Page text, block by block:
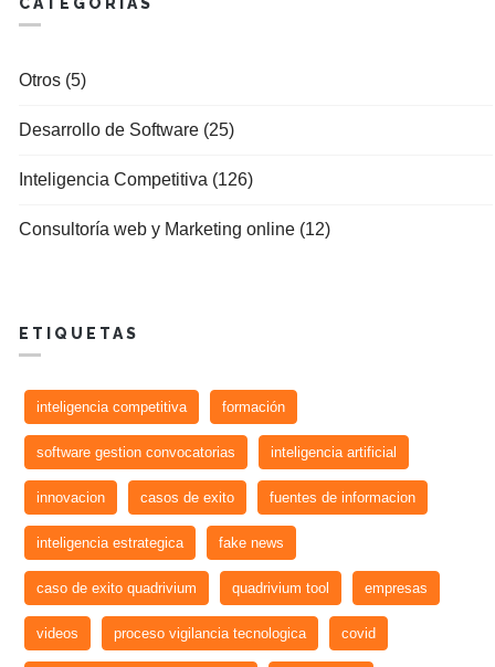
Otros (5)
Desarrollo de Software (25)
Inteligencia Competitiva (126)
Consultoría web y Marketing online (12)
ETIQUETAS
inteligencia competitiva formación
software gestion convocatorias inteligencia artificial
innovacion casos de exito fuentes de informacion
inteligencia estrategica fake news
caso de exito quadrivium quadrivium tool empresas
videos proceso vigilancia tecnologica covid